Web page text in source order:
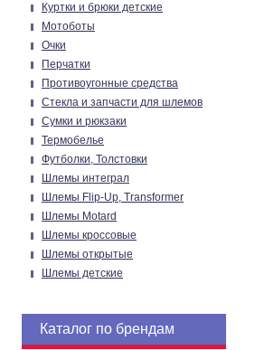
Куртки и брюки детские
Мотоботы
Очки
Перчатки
Противоугонные средства
Стекла и запчасти для шлемов
Сумки и рюкзаки
Термобелье
Футболки, Толстовки
Шлемы интеграл
Шлемы Flip-Up, Transformer
Шлемы Motard
Шлемы кроссовые
Шлемы открытые
Шлемы детские
Каталог по брендам